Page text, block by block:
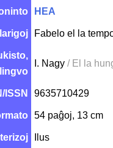
HEA
Fabelo el la
lingvo
I. Nagy / El la
ISSN 9635710429
54 paĝoj, 13 cm
Ilus